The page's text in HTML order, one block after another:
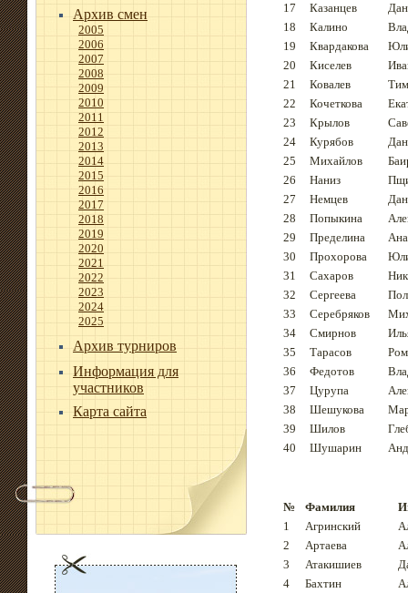
Архив смен
2005
2006
2007
2008
2009
2010
2011
2012
2013
2014
2015
2016
2017
2018
2019
2020
2021
2022
2023
2024
2025
Архив турниров
Информация для
участников
Карта сайта
17
Казанцев
18
Калино
19
Квардакова
20
Киселев
21
Ковалев
22
Кочеткова
23
Крылов
24
Курябов
25
Михайлов
26
Наниз
27
Немцев
28
Попыкина
29
Пределина
30
Прохорова
31
Сахаров
32
Сергеева
33
Серебряков
34
Смирнов
35
Тарасов
36
Федотов
37
Цурупа
38
Шешукова
39
Шилов
40
Шушарин
№ Фамилия
1
Агринский
2
Артаева
3
Атакишиев
4
Бахтин